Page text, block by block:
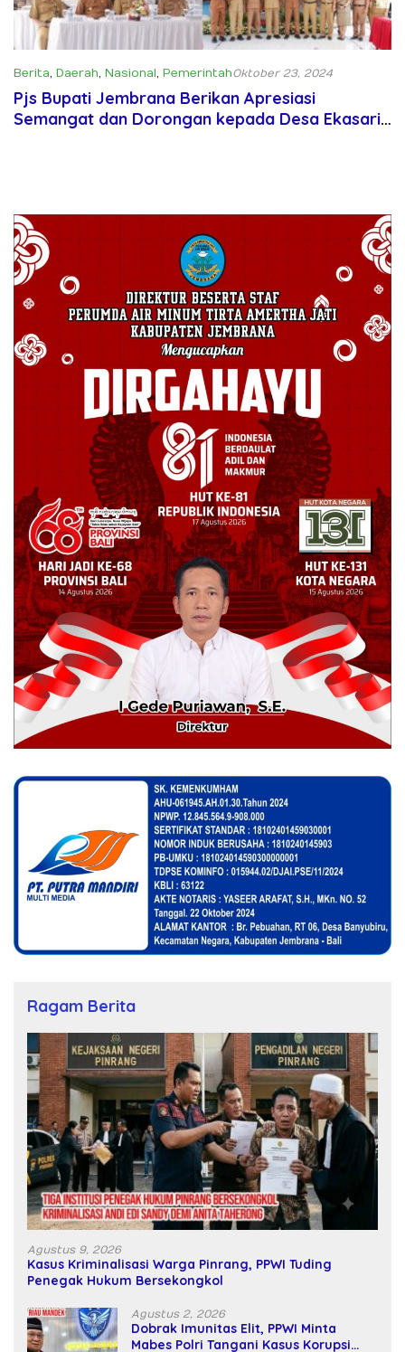
Berita, Daerah, Nasional, PemerintahOktober 23, 2024
Pjs Bupati Jembrana Berikan Apresiasi
Semangat dan Dorongan kepada Desa Ekasari
Ragam Berita
Agustus 9, 2026
Kasus Kriminalisasi Warga Pinrang, PPWI Tuding
Penegak Hukum Bersekongkol
Agustus 2, 2026
Dobrak Imunitas Elit, PPWI Minta
Mabes Polri Tangani Kasus Korupsi